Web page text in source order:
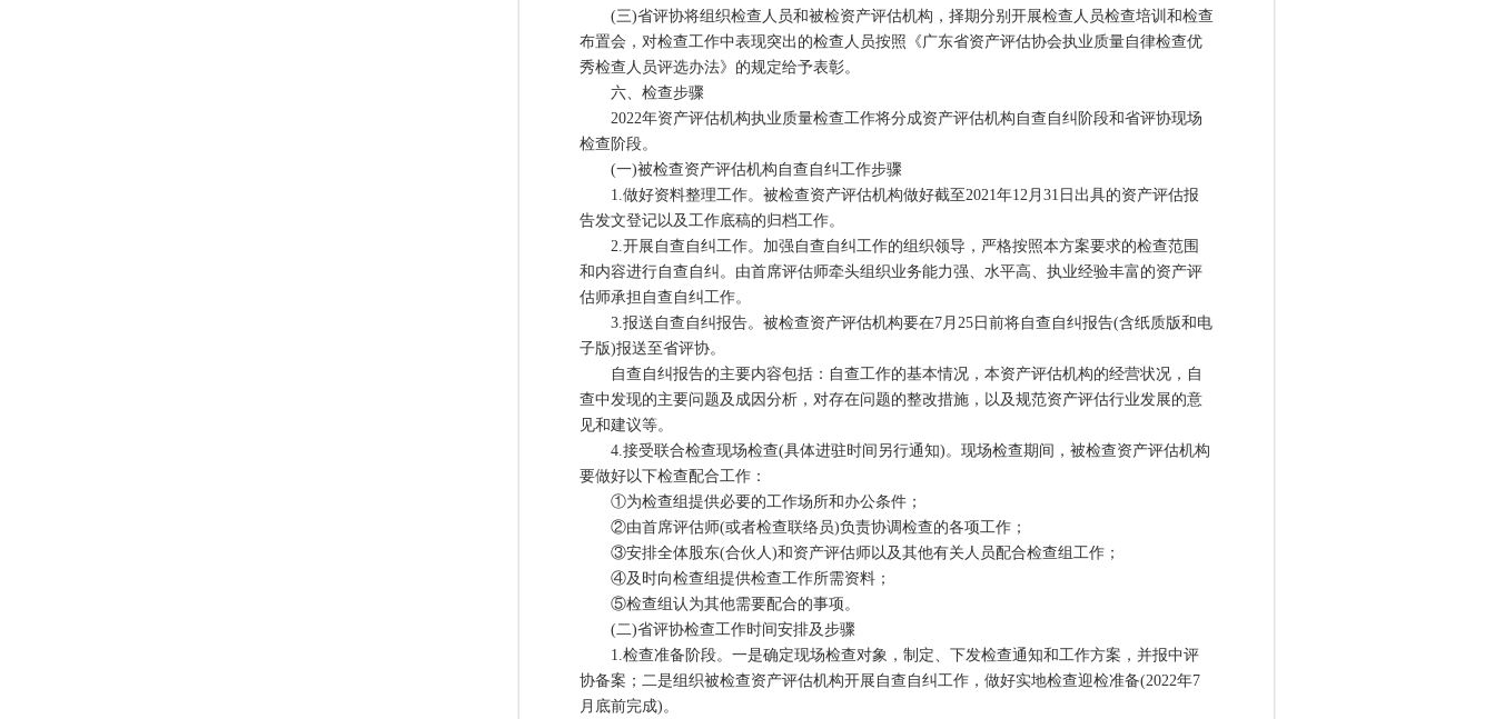
(三)省评协将组织检查人员和被检资产评估机构，择期分别开展检查人员检查培训和检查
布置会，对检查工作中表现突出的检查人员按照《广东省资产评估协会执业质量自律检查优
秀检查人员评选办法》的规定给予表彰。
六、检查步骤
2022年资产评估机构执业质量检查工作将分成资产评估机构自查自纠阶段和省评协现场
检查阶段。
(一)被检查资产评估机构自查自纠工作步骤
1.做好资料整理工作。被检查资产评估机构做好截至2021年12月31日出具的资产评估报
告发文登记以及工作底稿的归档工作。
2.开展自查自纠工作。加强自查自纠工作的组织领导，严格按照本方案要求的检查范围
和内容进行自查自纠。由首席评估师牵头组织业务能力强、水平高、执业经验丰富的资产评
估师承担自查自纠工作。
3.报送自查自纠报告。被检查资产评估机构要在7月25日前将自查自纠报告(含纸质版和电
子版)报送至省评协。
自查自纠报告的主要内容包括：自查工作的基本情况，本资产评估机构的经营状况，自
查中发现的主要问题及成因分析，对存在问题的整改措施，以及规范资产评估行业发展的意
见和建议等。
4.接受联合检查现场检查(具体进驻时间另行通知)。现场检查期间，被检查资产评估机构
要做好以下检查配合工作：
①为检查组提供必要的工作场所和办公条件；
②由首席评估师(或者检查联络员)负责协调检查的各项工作；
③安排全体股东(合伙人)和资产评估师以及其他有关人员配合检查组工作；
④及时向检查组提供检查工作所需资料；
⑤检查组认为其他需要配合的事项。
(二)省评协检查工作时间安排及步骤
1.检查准备阶段。一是确定现场检查对象，制定、下发检查通知和工作方案，并报中评
协备案；二是组织被检查资产评估机构开展自查自纠工作，做好实地检查迎检准备(2022年7
月底前完成)。